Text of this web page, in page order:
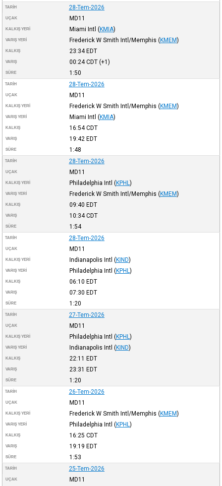
TARIH 28-Tem-2026
UÇAK MD11
KALKIŞ YERI Miami Intl (KMIA)
VARIŞ YERI Frederick W Smith Intl/Memphis (KMEM)
KALKIŞ 23:34EDT
VARIŞ 00:24CDT(+1)
SÜRE 1:50
TARIH 28-Tem-2026
UÇAK MD11
KALKIŞ YERI Frederick W Smith Intl/Memphis (KMEM)
VARIŞ YERI Miami Intl (KMIA)
KALKIŞ 16:54CDT
VARIŞ 19:42 EDT
SÜRE 1:48
TARIH 28-Tem-2026
UÇAK MD11
KALKIŞ YERI Philadelphia Intl (KPHL )
VARIŞ YERI Frederick W Smith Intl/Memphis (KMEM)
KALKIŞ 09:40 EDT
VARIŞ 10:34CDT
SÜRE 1:54
TARIH 28-Tem-2026
UÇAK MD11
KALKIŞ YERI Indianapolis Intl (KIND)
VARIŞ YERI Philadelphia Intl (KPHL )
KALKIŞ 06:10 EDT
VARIŞ 07:30 EDT
SÜRE 1:20
TARIH 27-Tem-2026
UÇAK MD11
KALKIŞ YERI Philadelphia Intl (KPHL )
VARIŞ YERI Indianapolis Intl (KIND)
KALKIŞ 22:11 EDT
VARIŞ 23:31 EDT
SÜRE 1:20
TARIH 26-Tem-2026
UÇAK MD11
KALKIŞ YERI Frederick W Smith Intl/Memphis (KMEM)
VARIŞ YERI Philadelphia Intl (KPHL )
KALKIŞ 16:25 CDT
VARIŞ 19:19 EDT
SÜRE 1:53
TARIH 25-Tem-2026
UÇAK MD11